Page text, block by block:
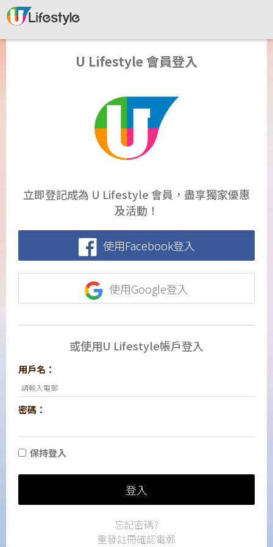
U Lifestyle 會員登入
立即登記成為 U Lifestyle 會員，盡享獨家優惠
及活動！
使用Facebook登入
使用Google登入
或使用U Lifestyle帳戶登入
用戶名：
密碼：
保持登入
登入
忘記密碼?
重發註冊確認電郵